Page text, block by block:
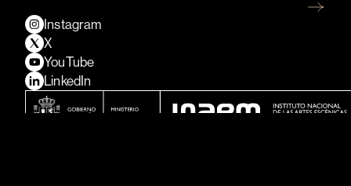
Instagram
X
YouTube
LinkedIn